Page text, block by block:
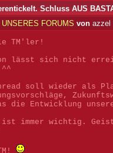
Schluss AUS
FORUMS von azzel
TM'ler!
lässt sich nicht
soll wieder als
die Entwicklung
ist immer wichtig.